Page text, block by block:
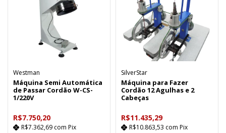
Westman
Máquina Semi Automática
de Passar Cordão W-CS-
1/220V
R$7.750,20
R$7.362,69 com Pix
SilverStar
Máquina para Fazer
Cordão 12 Agulhas e 2
Cabeças
R$11.435,29
R$10.863,53 com Pix